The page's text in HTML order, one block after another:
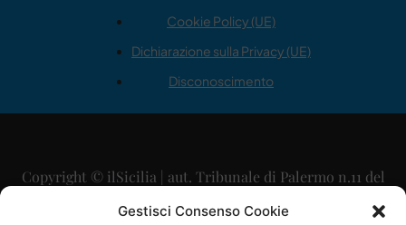
Gestisci Consenso Cookie
Cookie Policy (UE)
Dichiarazione sulla Privacy (UE)
Disconoscimento
Copyright © ilSicilia | aut. Tribunale di Palermo n.11 del
29/09/2015